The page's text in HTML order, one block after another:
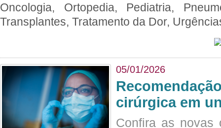
Oncologia, Ortopedia, Pediatria,
Transplantes, Tratamento da Dor,
05/01/2026
cirúrgica em
Confira as novas